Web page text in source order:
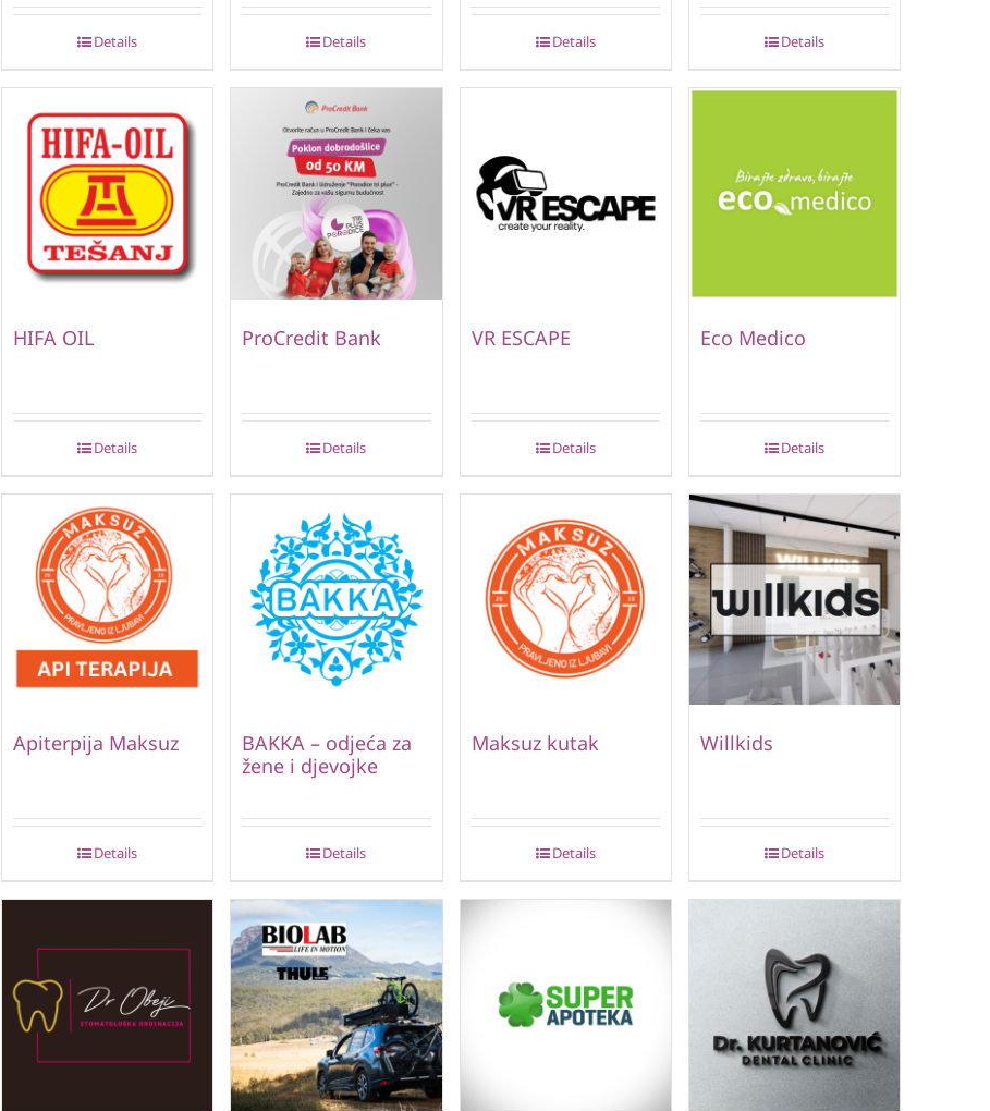
Details Details Details Details
HIFA OIL
Details
ProCredit Bank
Details
VR ESCAPE
Details
Eco Medico
Details
Apiterpija Maksuz
Details
BAKKA – odjeća za
žene i djevojke
Details
Maksuz kutak
Details
Willkids
Details